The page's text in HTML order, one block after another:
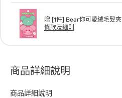
贈 [1件] Bear你可愛絨毛髮夾
條款及細則
商品詳細說明
商品詳細說明